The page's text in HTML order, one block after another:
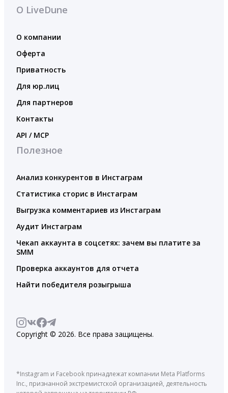
О LiveDune
О компании
Оферта
Приватность
Для юр.лиц
Для партнеров
Контакты
API / MCP
Полезное
Анализ конкурентов в Инстаграм
Статистика сторис в Инстаграм
Выгрузка комментариев из Инстаграм
Аудит Инстаграм
Чекап аккаунта в соцсетях: зачем вы платите за
SMM
Проверка аккаунтов для отчета
Найти победителя розыгрыша
Copyright © 2026. Все права защищены.
*Instagram и Facebook принадлежат компании Meta Platforms
Inc., признанной экстремистской организацией, деятельность